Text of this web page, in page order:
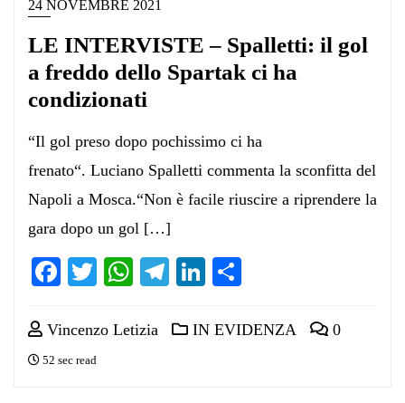
24 NOVEMBRE 2021
LE INTERVISTE – Spalletti: il gol
a freddo dello Spartak ci ha
condizionati
“Il gol preso dopo pochissimo ci ha
frenato“. Luciano Spalletti commenta la sconfitta del
Napoli a Mosca.“Non è facile riuscire a riprendere la
gara dopo un gol […]
Facebook
TwitterWhatsApp
Telegram
LinkedIn
Vincenzo Letizia IN EVIDENZA 0
52 sec read